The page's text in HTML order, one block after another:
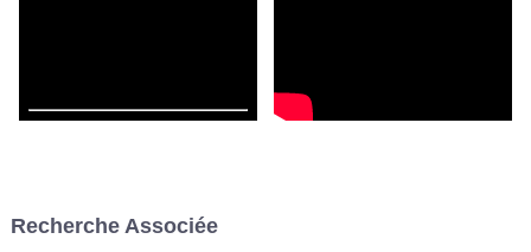
Recherche Associée